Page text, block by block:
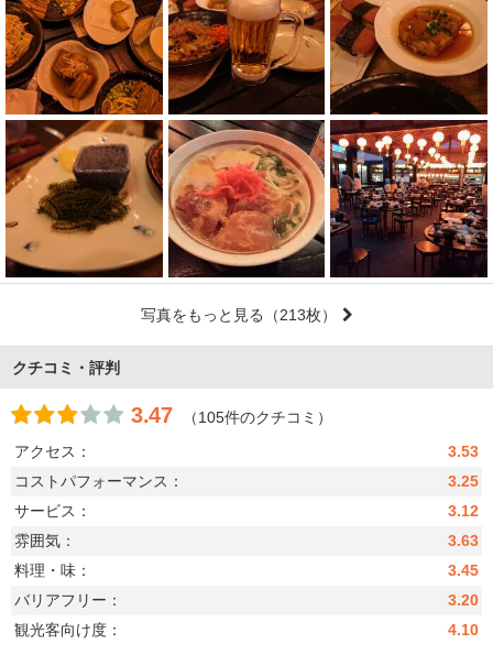
写真をもっと見る （213枚）
クチコミ・評判
3.47
（105件のクチコミ）
アクセス：
3.53
コストパフォーマンス：
3.25
サービス：
3.12
雰囲気：
3.63
料理・味：
3.45
バリアフリー：
3.20
観光客向け度：
4.10